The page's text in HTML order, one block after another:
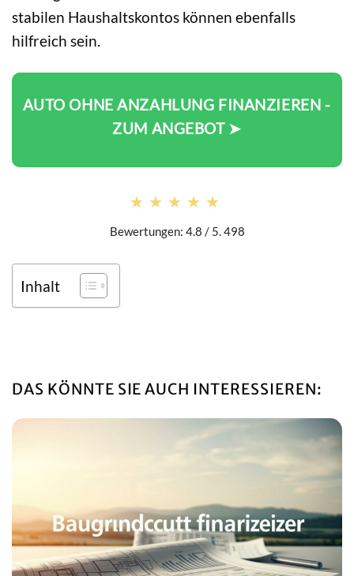
stabilen Haushaltskontos können ebenfalls
hilfreich sein.
AUTO OHNE ANZAHLUNG FINANZIEREN -
ZUM ANGEBOT ➤
★★★★★
★★★★★
Bewertungen: 4.8 / 5. 498
Inhalt
DAS KÖNNTE SIE AUCH INTERESSIEREN: